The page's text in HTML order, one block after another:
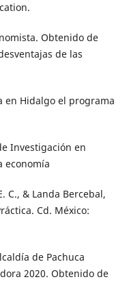
Obtenido de
de las
en Hidalgo el programa
Investigación en
economía
C., & Landa Bercebal,
Cd. México:
de Pachuca
2020. Obtenido de